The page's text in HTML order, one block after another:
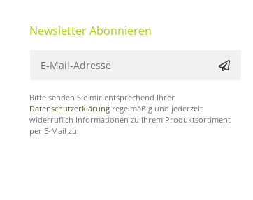
Newsletter Abonnieren
Bitte senden Sie mir entsprechend Ihrer
Datenschutzerklärung regelmäßig und jederzeit
widerruflich Informationen zu Ihrem Produktsortiment
per E-Mail zu.